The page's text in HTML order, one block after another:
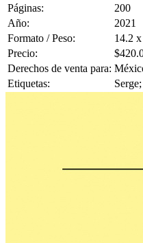
Páginas:
200
Año:
2021
Formato / Peso:
14.2
Precio:
Derechos de venta para:
Etiquetas: